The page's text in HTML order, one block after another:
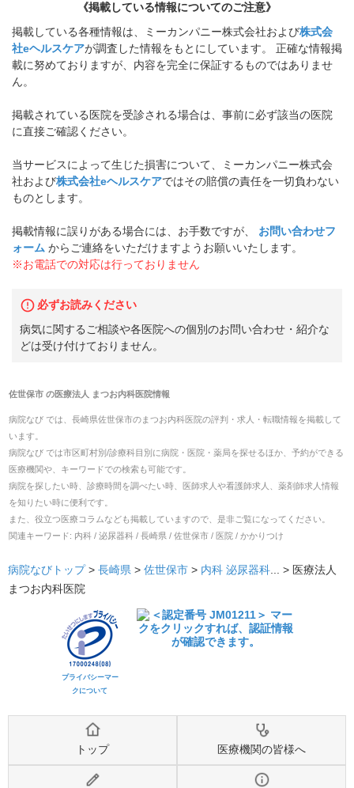
《掲載している情報についてのご注意》
掲載している各種情報は、ミーカンパニー株式会社および株式会
社eヘルスケアが調査した情報をもとにしています。 正確な情報掲
載に努めておりますが、内容を完全に保証するものではありませ
ん。
掲載されている医院を受診される場合は、事前に必ず該当の医院
に直接ご確認ください。
当サービスによって生じた損害について、ミーカンパニー株式会
社および株式会社eヘルスケアではその賠償の責任を一切負わない
ものとします。
掲載情報に誤りがある場合には、お手数ですが、
お問い合わせフ
ォーム からご連絡をいただけますようお願いいたします。
※お電話での対応は行っておりません
必ずお読みください
病気に関するご相談や各医院への個別のお問い合わせ・紹介な
どは受け付けておりません。
佐世保市の医療法人 まつお内科医院情報
病院なび では、 長崎県佐世保市のまつお内科医院の評判・求人・転職情報を掲載して
います。
病院なび では市区町村別/診療科目別に病院・医院・薬局を探せるほか、予約ができる
医療機関や、キーワードでの検索も可能です。
病院を探したい時、診療時間を調べたい時、医師求人や看護師求人、薬剤師求人情報
を知りたい時に便利です。
また、役立つ医療コラムなども掲載していますので、是非ご覧になってください。
関連キーワード: 内科 / 泌尿器科 / 長崎県 / 佐世保市 / 医院 / かかりつけ
病院なびトップ > 長崎県 > 佐世保市 > 内科 泌尿器科... > 医療法人
まつお内科医院
プライバシーマー
クについて
トップ 医療機関の皆様へ